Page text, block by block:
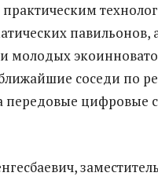
молодых
соседи по
передовые цифровые